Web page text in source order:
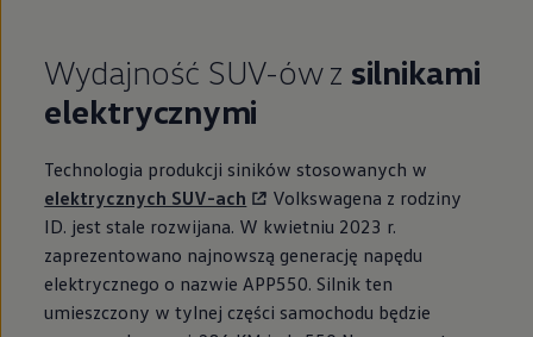
Wydajność SUV-ów z silnikami
elektrycznymi
Technologia produkcji siników stosowanych w
elektrycznych SUV-ach
Volkswagena z rodziny
ID. jest stale rozwijana. W kwietniu 2023 r.
zaprezentowano najnowszą generację napędu
elektrycznego o nazwie APP550. Silnik ten
umieszczony w tylnej części samochodu będzie